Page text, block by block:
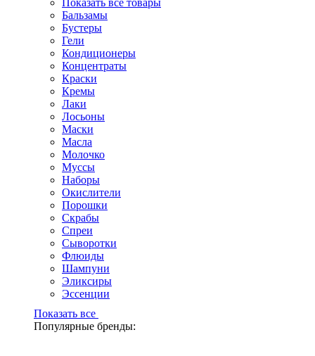
Показать все товары
Бальзамы
Бустеры
Гели
Кондиционеры
Концентраты
Краски
Кремы
Лаки
Лосьоны
Маски
Масла
Молочко
Муссы
Наборы
Окислители
Порошки
Скрабы
Спреи
Сыворотки
Флюиды
Шампуни
Эликсиры
Эссенции
Показать все
Популярные бренды: